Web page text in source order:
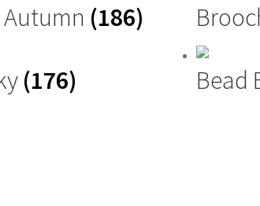
(186)
(176) Bead